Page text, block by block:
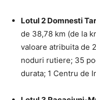
Lotul 2 Domnesti
de 38,78 km (de la
valoare atribuita de
noduri rutiere; 35
durata; 1 Centru de